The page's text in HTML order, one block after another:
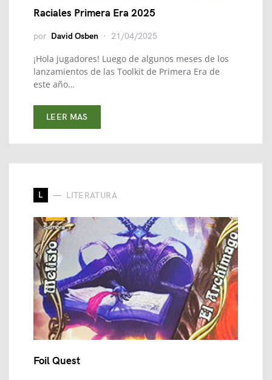
Raciales Primera Era 2025
por David Osben 21/04/2025
¡Hola jugadores! Luego de algunos meses de los
lanzamientos de las Toolkit de Primera Era de
este año…
LEER MAS
L LITERATURA
Foil Quest